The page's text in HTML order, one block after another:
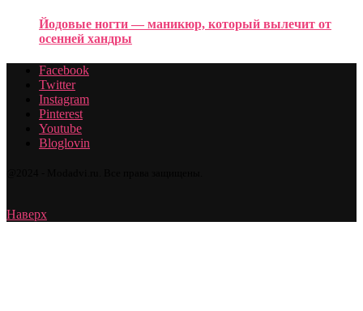
Йодовые ногти — маникюр, который вылечит от
осенней хандры
Facebook
Twitter
Instagram
Pinterest
Youtube
Bloglovin
Наверх